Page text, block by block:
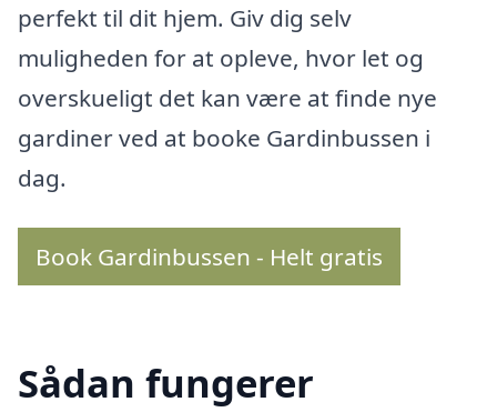
perfekt til dit hjem. Giv dig selv
muligheden for at opleve, hvor let og
overskueligt det kan være at finde nye
gardiner ved at booke Gardinbussen i
dag.
Book Gardinbussen - Helt gratis
Sådan fungerer